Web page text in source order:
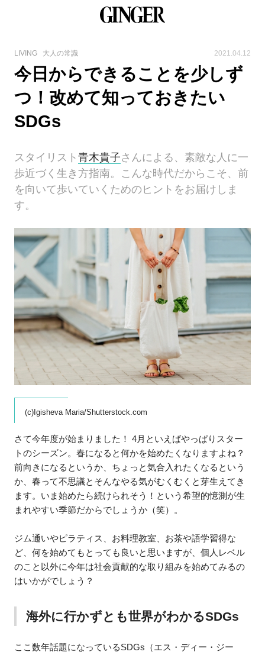
LIVING 大人の常識 2021.04.12
今日からできることを少しず
つ！改めて知っておきたい
SDGs
スタイリスト青木貴子さんによる、素敵な人に一
歩近づく生き方指南。こんな時代だからこそ、前
を向いて歩いていくためのヒントをお届けしま
す。
(c)Igisheva Maria/Shutterstock.com
さて今年度が始まりました！ 4月といえばやっぱりスター
トのシーズン。春になると何かを始めたくなりますよね？
前向きになるというか、ちょっと気合入れたくなるという
か、春って不思議とそんなやる気がむくむくと芽生えてき
ます。いま始めたら続けられそう！という希望的憶測が生
まれやすい季節だからでしょうか（笑）。
ジム通いやピラティス、お料理教室、お茶や語学習得な
ど、何を始めてもとっても良いと思いますが、個人レベル
のこと以外に今年は社会貢献的な取り組みを始めてみるの
はいかがでしょう？
海外に行かずとも世界がわかるSDGs
ここ数年話題になっているSDGs（エス・ディー・ジー